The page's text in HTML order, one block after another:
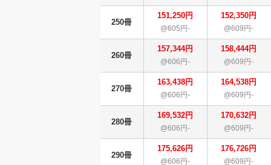
250冊
151,250円
@605円-
152,350円
@609円-
260冊
157,344円
@606円-
158,444円
@609円-
270冊
163,438円
@606円-
164,538円
@609円-
280冊
169,532円
@606円-
170,632円
@609円-
290冊
175,626円
@606円-
176,726円
@609円-